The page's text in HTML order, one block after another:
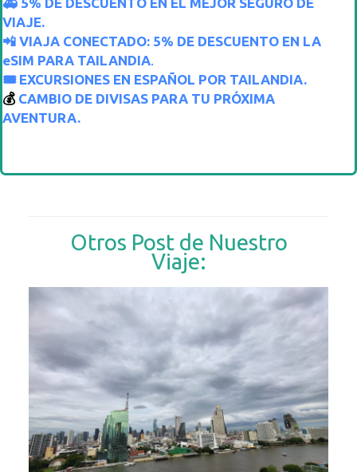
VIAJE.
📲 VIAJA CONECTADO: 5% DE DESCUENTO EN LA
eSIM PARA TAILANDIA.
🎟 EXCURSIONES EN ESPAÑOL POR TAILANDIA.
💰 CAMBIO DE DIVISAS PARA TU PRÓXIMA
AVENTURA.
Otros Post de Nuestro
Viaje: